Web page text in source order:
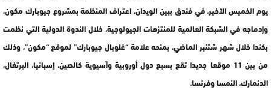
يوم الخميس الأخير، في فندق ببين الويدان، اعتراف المنظمة بمشروع جيوبارك مكون،
وإدماجه في الشبكة العالمية للمنتزهات الجيولوجية، خلال الندوة الدولية التي نظمت
بكندا خلال شهر شتنبر الماضي، بمنحه علامة “غلوبال جيوبارك” لموقع “مكون”، وذلك
من بين 11 موقعا جديدا تقع بسبع دول أوروبية وآسيوية كالصين، إسبانيا، البرتغال،
الدنمارك، النمسا وفرنسا.